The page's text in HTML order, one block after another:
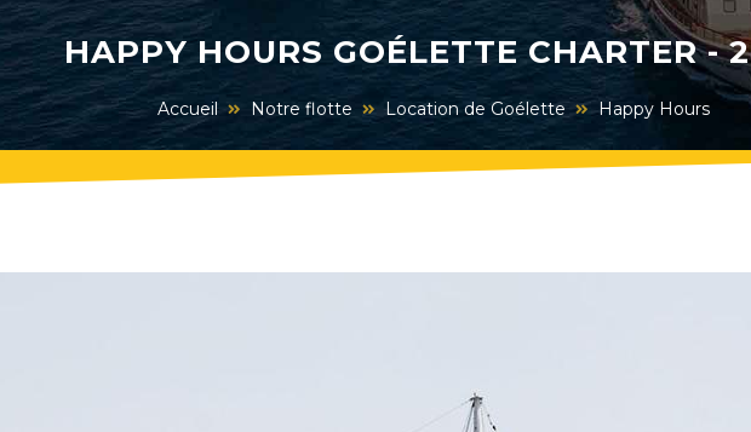
HAPPY HOURS GOÉLETTE CHARTER -
Accueil Notre flotte Location de Goélette Happy Hours